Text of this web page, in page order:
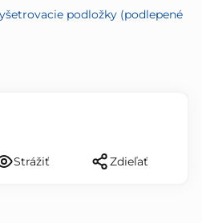
podložky (podlepené
Strážiť Zdieľať